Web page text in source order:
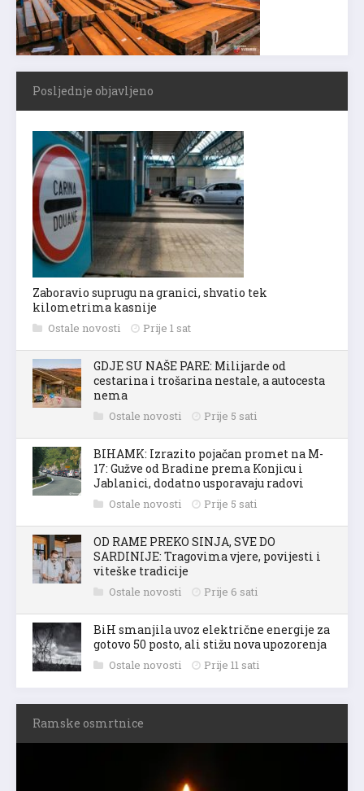
Posljednje objavljeno
Zaboravio suprugu na granici, shvatio tek
kilometrima kasnije
Ostale novosti Prije 1 sat
GDJE SU NAŠE PARE: Milijarde od
cestarina i trošarina nestale, a autocesta
nema
Ostale novosti Prije 5 sati
BIHAMK: Izrazito pojačan promet na M-
17: Gužve od Bradine prema Konjicu i
Jablanici, dodatno usporavaju radovi
Ostale novosti Prije 5 sati
OD RAME PREKO SINJA, SVE DO
SARDINIJE: Tragovima vjere, povijesti i
viteške tradicije
Ostale novosti Prije 6 sati
BiH smanjila uvoz električne energije za
gotovo 50 posto, ali stižu nova upozorenja
Ostale novosti Prije 11 sati
Ramske osmrtnice